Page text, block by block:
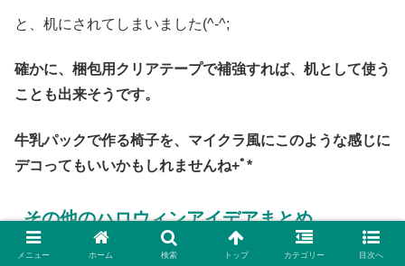
と、机にされてしまいました(^-^;
確かに、梱包用クリアテープで補強すれば、机として使う
ことも出来そうです。
牛乳パックで作る椅子を、マイクラ風にこのような感じに
デコってもいいかもしれませんね+ﾟ*
その他のハロウィンアイデアまとめ
メニュー ホーム 検索 トップ カテゴリー 目次へ